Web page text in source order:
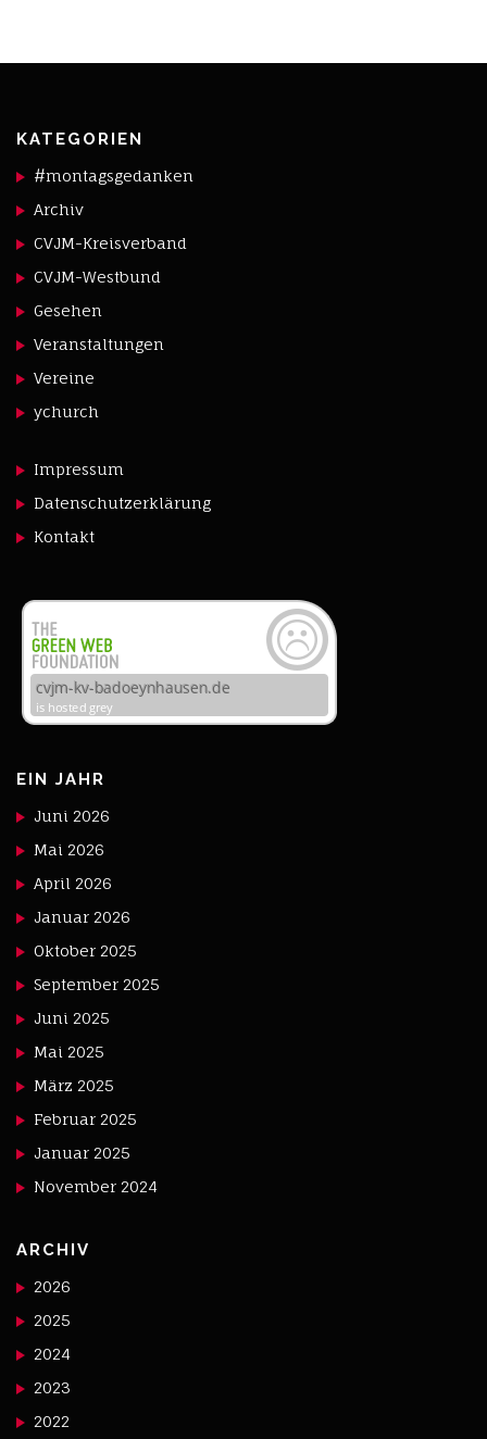
KATEGORIEN
#montagsgedanken
Archiv
CVJM-Kreisverband
CVJM-Westbund
Gesehen
Veranstaltungen
Vereine
ychurch
Impressum
Datenschutzerklärung
Kontakt
EIN JAHR
Juni 2026
Mai 2026
April 2026
Januar 2026
Oktober 2025
September 2025
Juni 2025
Mai 2025
März 2025
Februar 2025
Januar 2025
November 2024
ARCHIV
2026
2025
2024
2023
2022